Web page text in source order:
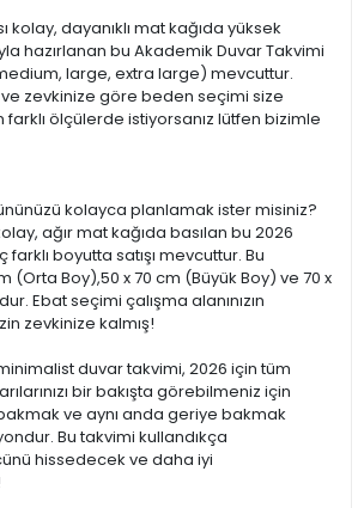
kolay, dayanıklı mat kağıda yüksek
hazırlanan bu Akademik Duvar Takvimi
large, extra large) mevcuttur.
ve zevkinize göre beden seçimi size
farklı ölçülerde istiyorsanız lütfen bizimle
kolayca planlamak ister misiniz?
ağır mat kağıda basılan bu 2026
boyutta satışı mevcuttur. Bu
(Orta Boy),50 x 70 cm (Büyük Boy) ve 70 x
Ebat seçimi çalışma alanınızın
zevkinize kalmış!
duvar takvimi, 2026 için tüm
bir bakışta görebilmeniz için
ve aynı anda geriye bakmak
Bu takvimi kullandıkça
hissedecek ve daha iyi